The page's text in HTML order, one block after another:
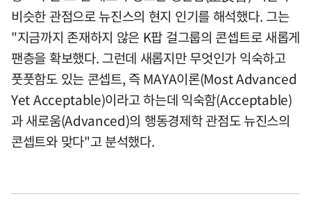
비슷한 관점으로 뉴진스의 현지 인기를 해석했다. 그는
"지금까지 존재하지 않은 K팝 걸그룹의 콘셉트로 새롭게
팬층을 확보했다. 그런데 새롭지만 무엇인가 익숙하고
풋풋함도 있는 콘셉트, 즉 MAYA이론(Most Advanced
Yet Acceptable)이라고 하는데 익숙함(Acceptable)
과 새로움(Advanced)의 행동경제학 관점도 뉴진스의
콘셉트와 맞다"고 분석했다.